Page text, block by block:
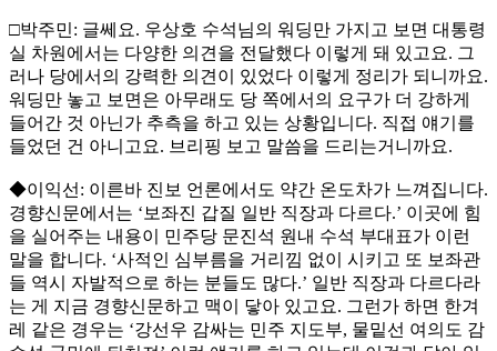
□박주민: 글쎄요. 우상호 수석님의 워딩만 가지고 보면 대통령
실 차원에서는 다양한 의견을 전달했다 이렇게 돼 있고요. 그
러나 당에서의 강력한 의견이 있었다 이렇게 정리가 되니까요.
워딩만 놓고 보면은 아무래도 당 쪽에서의 요구가 더 강하게
들어간 것 아닌가 추측을 하고 있는 상황입니다. 직접 얘기를
들었던 건 아니고요. 브리핑 보고 말씀을 드리는거니까요.
◆이익선: 이른바 진보 언론에서도 약간 온도차가 느껴집니다.
경향신문에서는 ‘보좌진 갑질 일반 직장과 다르다.’ 이곳에 힘
을 실어주는 내용이 민주당 문진석 원내 수석 부대표가 이런
말을 합니다. ‘사적인 심부름을 거리낌 없이 시키고 또 보좌관
들 역시 자발적으로 하는 분들도 많다.’ 일반 직장과 다르다라
는 게 지금 경향신문하고 맥이 닿아 있고요. 그런가 하면 한겨
레 같은 경우는 ‘강선우 감싸는 민주 지도부, 물밑선 여의도 감